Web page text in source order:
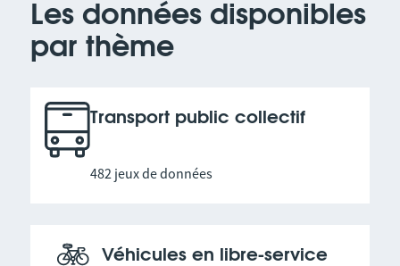
Les données disponibles
par thème
Transport public collectif
482 jeux de données
Véhicules en libre-service